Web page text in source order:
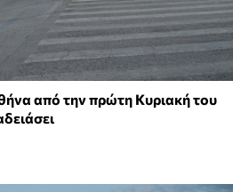
από την πρώτη Κυριακή του